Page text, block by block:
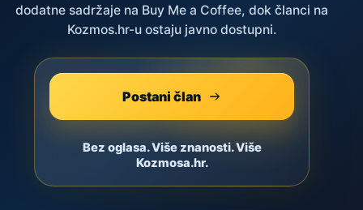
dodatne sadržaje na Buy Me a Coffee, dok članci na
Kozmos.hr-u ostaju javno dostupni.
Postani član
Bez oglasa. Više znanosti. Više
Kozmosa.hr.